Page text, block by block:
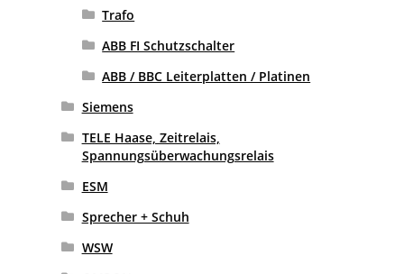
Trafo
ABB FI Schutzschalter
ABB / BBC Leiterplatten / Platinen
Siemens
TELE Haase, Zeitrelais,
Spannungsüberwachungsrelais
ESM
Sprecher + Schuh
WSW